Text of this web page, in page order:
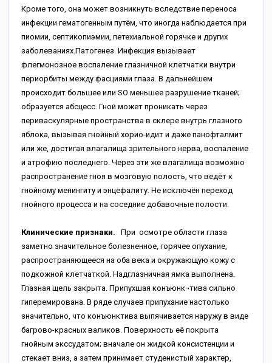
Кроме того, она может возникнуть вследствие переноса
инфекции гематогенным путём, что иногда наблюдается при
пиомии, септикопиэмии, петехиальной горячке и других
заболеваниях.Патогенез. Инфекция вызывает
флегмонозное воспаление глазничной клетчатки внутри
периорбиты между фасциями глаза. В дальнейшем
происходит большее или SO меньшее разрушение тканей;
образуется абсцесс. Гной может проникать через
периваскулярные пространства в склере внутрь глазного
яблока, вызывая гнойный хорио-идит и даже панофталмит
или же, достигая влагалища зрительного нерва, воспаление
и атрофию последнего. Через эти же влагалища возможно
распространение гноя в мозговую полость, что ведёт к
гнойному менингиту и энцефалиту. Не исключён переход
гнойного процесса и на соседние добавочные полости.
Клинические признаки.
При осмотре области глаза
заметно значительное болезненное, горячее опухание,
распространяющееся на оба века и окружающую кожу с
подкожной клетчаткой. Надглазничная ямка выполнена.
Глазная щель закрыта. Припухшая конъюнк¬тива сильно
гиперемирована. В ряде случаев припухание настолько
значительно, что конъюнктива выпячивается наружу в виде
багрово-красных валиков. Поверхность её покрыта
гнойным экссудатом; вначале он жидкой консистенции и
стекает вниз, а затем принимает студенистый характер,